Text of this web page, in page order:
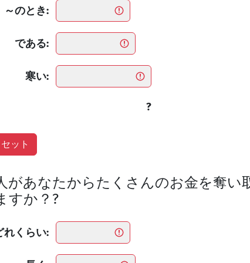
～のとき:
である:
寒い:
?
があなたからたくさんのお金を奪
すか？?
れくらい: